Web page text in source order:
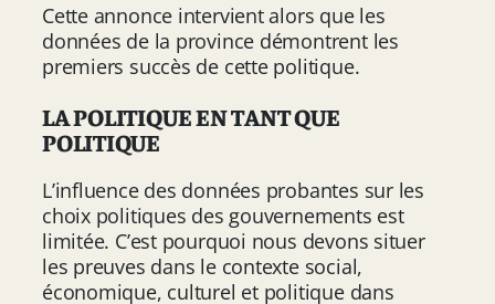
Cette annonce intervient alors que les
données de la province démontrent les
premiers succès de cette politique.
LA POLITIQUE EN TANT QUE
POLITIQUE
L’influence des données probantes sur les
choix politiques des gouvernements est
limitée. C’est pourquoi nous devons situer
les preuves dans le contexte social,
économique, culturel et politique dans